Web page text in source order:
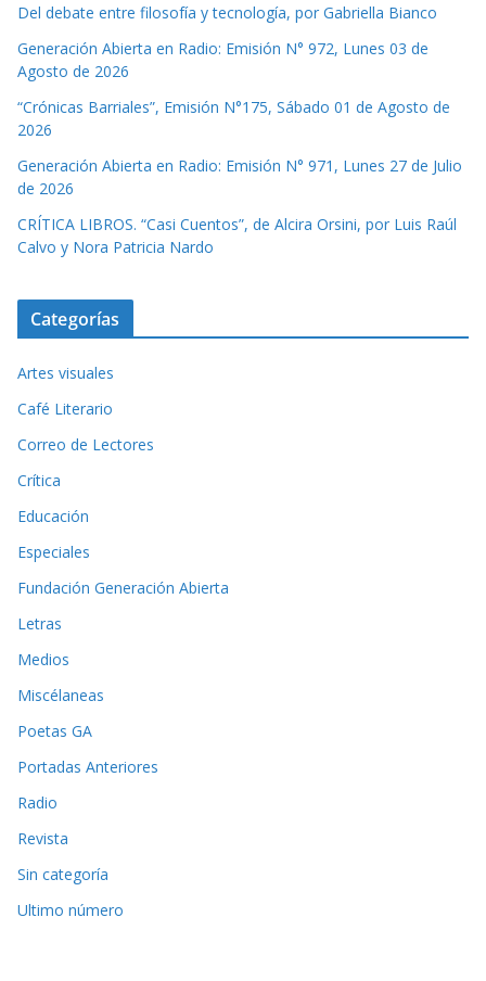
Del debate entre filosofía y tecnología, por Gabriella Bianco
Generación Abierta en Radio: Emisión N° 972, Lunes 03 de
Agosto de 2026
“Crónicas Barriales”, Emisión N°175, Sábado 01 de Agosto de
2026
Generación Abierta en Radio: Emisión N° 971, Lunes 27 de Julio
de 2026
CRÍTICA LIBROS. “Casi Cuentos”, de Alcira Orsini, por Luis Raúl
Calvo y Nora Patricia Nardo
Categorías
Artes visuales
Café Literario
Correo de Lectores
Crítica
Educación
Especiales
Fundación Generación Abierta
Letras
Medios
Miscélaneas
Poetas GA
Portadas Anteriores
Radio
Revista
Sin categoría
Ultimo número